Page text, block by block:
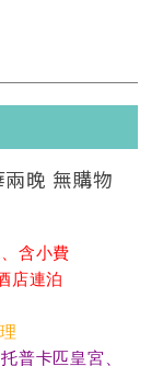
晚 無購物
含小費
店連泊
普卡匹皇宮、